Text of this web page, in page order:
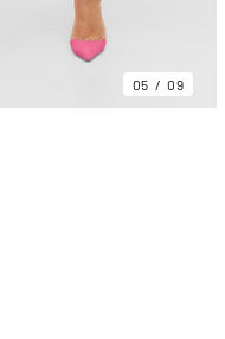
05 09